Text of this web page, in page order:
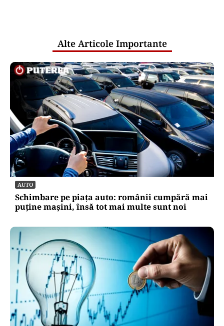
Alte Articole Importante
AUTO
Schimbare pe piața auto: românii cumpără mai
puține mașini, însă tot mai multe sunt noi